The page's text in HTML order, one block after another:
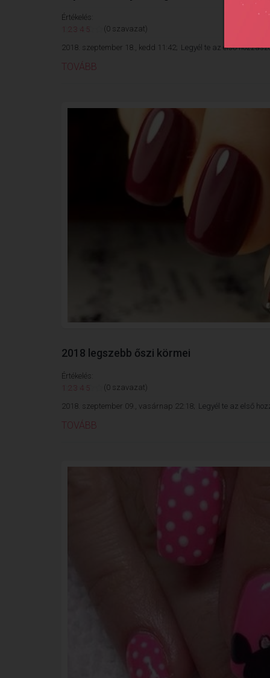
Értékelés:
1 2 3 4 5 (0 szavazat)
2018. szeptember 18., kedd 11:42; Legyél te az első
TOVÁBB
2018 legszebb őszi körmei
Értékelés:
1 2 3 4 5 (0 szavazat)
2018. szeptember 09., vasárnap 22:18; Legyél te az első
TOVÁBB